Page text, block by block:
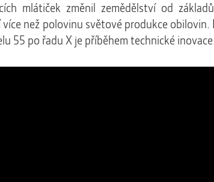
mlátiček změnil zemědělství od
více než polovinu světové produkce obilovin.
55 po řadu X je příběhem technické